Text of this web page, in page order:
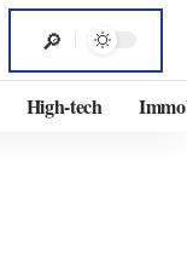
High-tech